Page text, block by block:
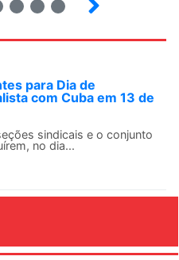
para Dia de
com Cuba em 13 de
sindicais e o conjunto
no dia...